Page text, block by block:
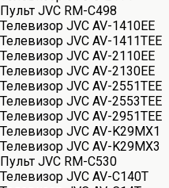
Пульт JVC RM-C498
Телевизор JVC AV-1410EE
Телевизор JVC AV-1411TEE
Телевизор JVC AV-2110EE
Телевизор JVC AV-2130EE
Телевизор JVC AV-2551TEE
Телевизор JVC AV-2553TEE
Телевизор JVC AV-2951TEE
Телевизор JVC AV-K29MX1
Телевизор JVC AV-K29MX3
Пульт JVC RM-C530
Телевизор JVC AV-C140T